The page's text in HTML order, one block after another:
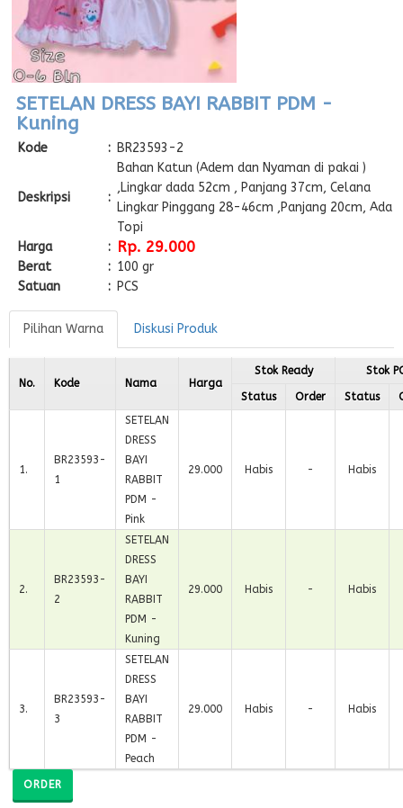
SETELAN DRESS BAYI RABBIT PDM -
Kuning
Kode : BR23593-2
Deskripsi :
Bahan Katun (Adem dan Nyaman di pakai )
,Lingkar dada 52cm , Panjang 37cm, Celana
Lingkar Pinggang 28-46cm ,Panjang 20cm, Ada
Topi
Harga
: Rp. 29.000
Berat : 100 gr
Satuan
: PCS
Pilihan Warna Diskusi Produk
No. Kode Nama Harga
Stok Ready Stok
Status Order Status
1.
BR23593-
1
SETELAN
DRESS
BAYI
RABBIT
PDM -
Pink
29.000 Habis - Habis
2.
BR23593-
2
SETELAN
DRESS
BAYI
RABBIT
PDM -
Kuning
29.000 Habis - Habis
3.
BR23593-
3
SETELAN
DRESS
BAYI
RABBIT
PDM -
Peach
29.000 Habis - Habis
ORDER